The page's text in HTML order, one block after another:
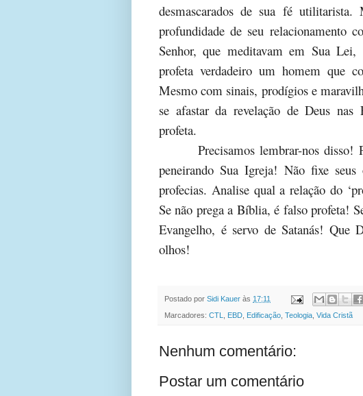
desmascarados de sua fé
profundidade de seu relacionamento
Senhor, que meditavam em Sua
profeta verdadeiro um homem que
Mesmo com sinais, prodígios e
se afastar da revelação de Deus
profeta.
Precisamos lembrar-nos disso!
peneirando Sua Igreja! Não fixe
profecias. Analise qual a relação do
Se não prega a Bíblia, é falso profeta!
Evangelho, é servo de Satanás! Que
olhos!
Postado por Sidi Kauer às 17:11
Marcadores: CTL EBD Edificação Teologia Vida Cristã
Nenhum comentário:
Postar um comentário